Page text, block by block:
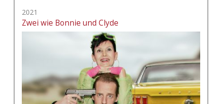
2021
Zwei wie Bonnie und Clyde